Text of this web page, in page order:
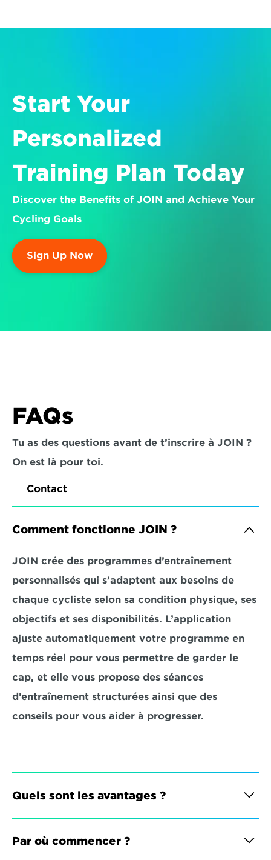
Start Your
Personalized
Training Plan Today
Discover the Benefits of JOIN and Achieve Your
Cycling Goals
Sign Up Now
FAQs
Tu as des questions avant de t’inscrire à JOIN ?
On est là pour toi.
Contact
Comment fonctionne JOIN ?
JOIN crée des programmes d’entraînement
personnalisés qui s’adaptent aux besoins de
chaque cycliste selon sa condition physique, ses
objectifs et ses disponibilités. L’application
ajuste automatiquement votre programme en
temps réel pour vous permettre de garder le
cap, et elle vous propose des séances
d’entraînement structurées ainsi que des
conseils pour vous aider à progresser.
Quels sont les avantages ?
Par où commencer ?